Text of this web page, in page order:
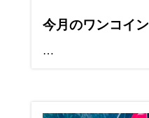
今月のワンコイン
…